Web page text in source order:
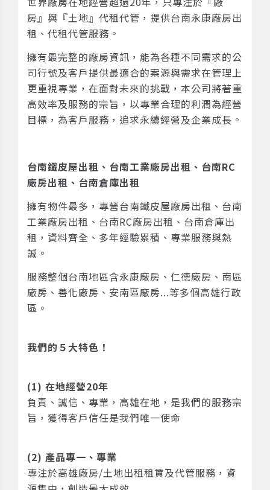
房』與『土地』代租代管，提供台南永康廠房出
租、代租代管服務。
擁有最完整的廠房資訊，能為各種不同需求的公
司行號及客戶提供最適合的案源與需求在管理上
更重視專業，在面對未來的挑戰，本公司將著重
高效率及服務的宗旨，以專業合理的利潤為經營
目標，為客戶服務，追求永續經營及企業成長。
台南鐵皮屋出租、台南工業廠房出租、台南RC
廠房出租、台南倉庫出租
擁有物件最多，專營台南鐵皮屋廠房出租、台南
工業廠房出租、台南RC廠房出租、台南倉庫出
租，資料齊全、多年經驗累積、專業服務與熱
誠。
服務整個台南地區含永康廠房、仁德廠房、南區
廠房、善化廠房、安南區廠房...等多個高雄行政
區。
我們的５大特色！
(1) 在地經營20年
負責、誠信、專業，高雄在地，是我們的服務宗
旨，獲得客戶信任是我們唯一使命
(2) 產品專一、專業
專注於高雄廠房/土地出租租賃及代管服務，資